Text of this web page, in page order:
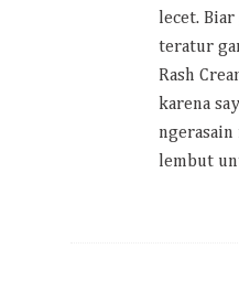
lecet.
teratur
Rash
karena
lembut